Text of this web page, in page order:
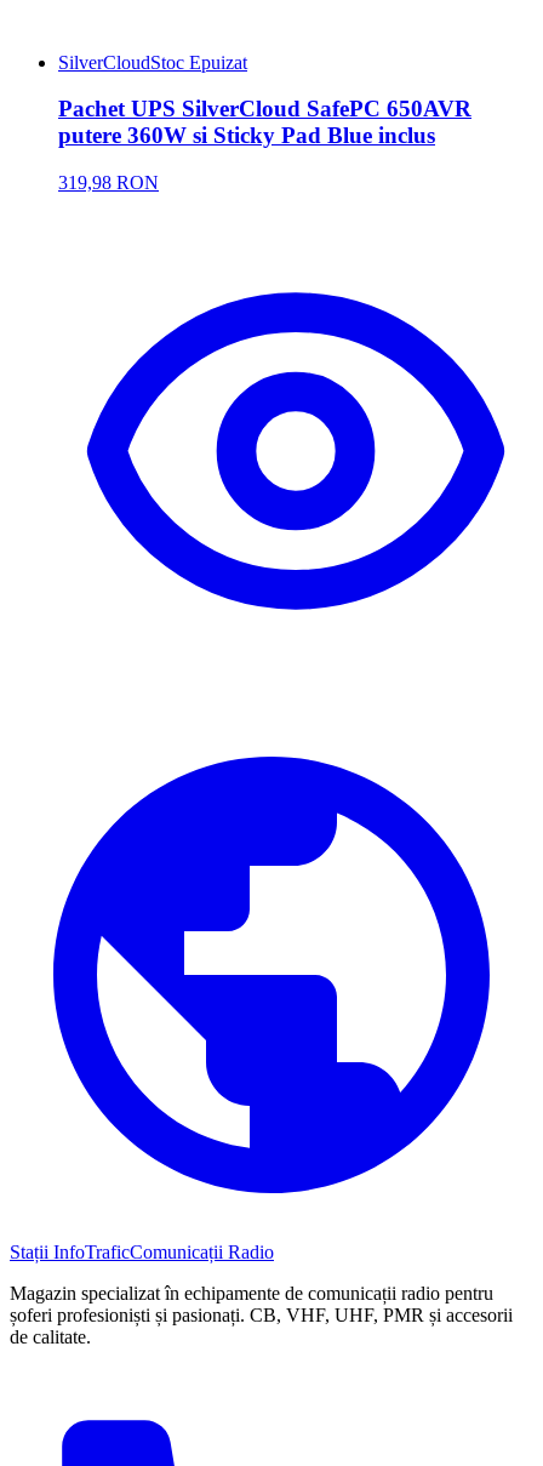
SilverCloudStoc Epuizat
Pachet UPS SilverCloud SafePC 650AVR
putere 360W si Sticky Pad Blue inclus
319,98 RON
Stații InfoTraficComunicații Radio
Magazin specializat în echipamente de comunicații radio pentru
șoferi profesioniști și pasionați. CB, VHF, UHF, PMR și accesorii
de calitate.